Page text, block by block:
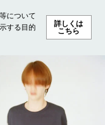
について
する目的
詳しくは
こちら
ファッション ビューテ